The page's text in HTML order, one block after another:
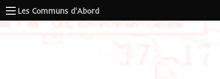
Les Communs d'Abord